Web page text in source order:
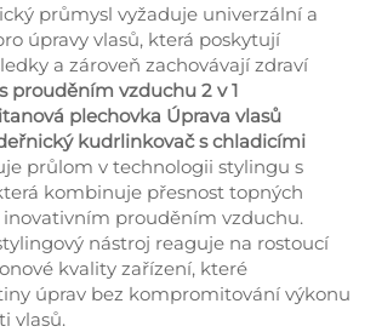
průmysl vyžaduje univerzální a
úpravy vlasů, která poskytují
a zároveň zachovávají zdraví
prouděním vzduchu 2 v 1
plechovka Úprava vlasů
kudrlinkovač s chladicími
průlom v technologii stylingu s
kombinuje přesnost topných
prouděním vzduchu.
nástroj reaguje na rostoucí
kvality zařízení, které
úprav bez kompromitování výkonu
vlasů.